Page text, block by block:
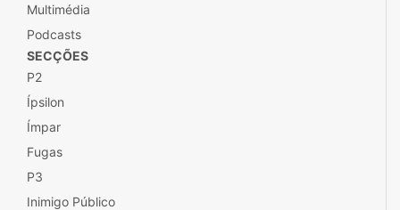
Multimédia
Podcasts
SECÇÕES
P2
Ípsilon
Ímpar
Fugas
P3
Inimigo Público